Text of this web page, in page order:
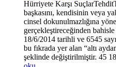
Hürriyete Karşı
başkasını, kendisinin veya
cinsel dokunulmazlığına
gerçekleştireceğinden
18/6/2014 tarihli ve 6545
bu fıkrada yer alan “altı
şeklinde değiştirilmiştir. 45